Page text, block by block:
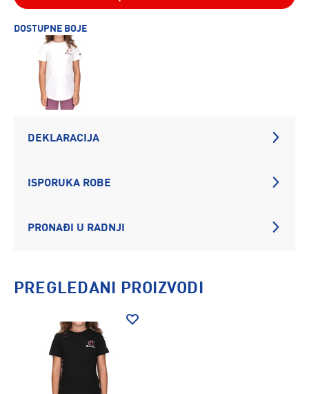
DOSTUPNE BOJE
DEKLARACIJA
ISPORUKA ROBE
PRONAĐI U RADNJI
PREGLEDANI PROIZVODI